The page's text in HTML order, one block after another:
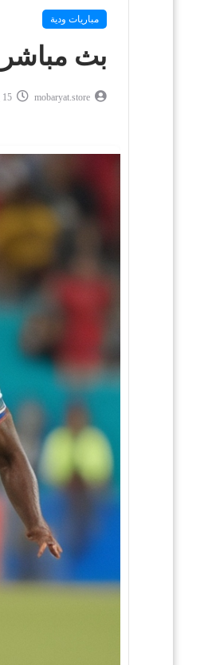
مباريات ودية
بث مباشر
mobaryat.store 15 يونيو 2025